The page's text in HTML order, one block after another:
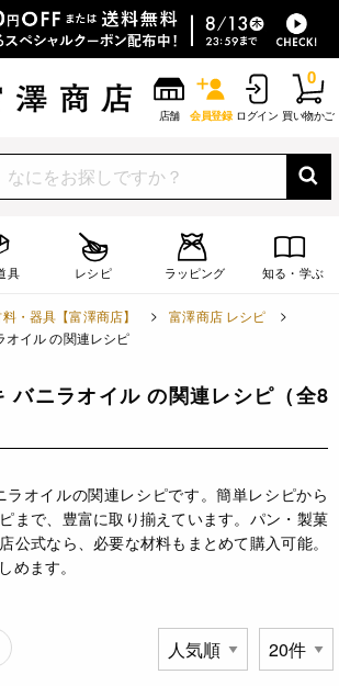
店舗 会員登録 ログイン 買い物かご
0
具 レシピ ラッピング 知る・学ぶ
・器具【富澤商店】
富澤商店 レシピ
オイル の関連レシピ
バニラオイル の関連レシピ （全8
オイルの関連レシピです。簡単レシピから
まで、豊富に取り揃えています。パン・製菓
公式なら、必要な材料もまとめて購入可能。
めます。